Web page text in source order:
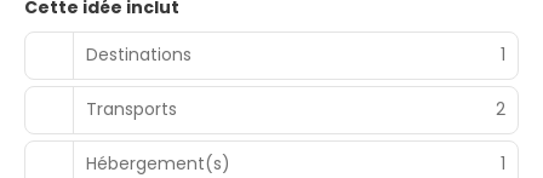
Cette idée inclut
Destinations
1
Transports 2
Hébergement(s) 1